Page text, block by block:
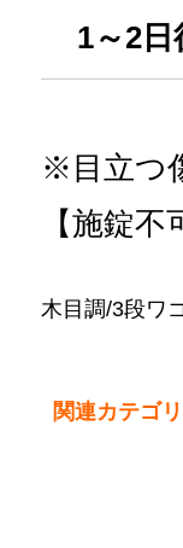
1～2日
※目立つ
【施錠不
木目調/3段ワ
関連カテゴ